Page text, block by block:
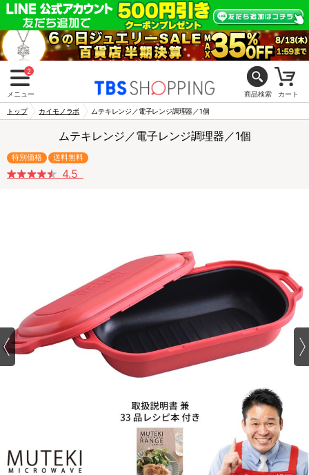
2
メニュー 商品検索 カート
トップ カイモノラボ ムテキレンジ／電子レンジ調理器／1個
ムテキレンジ／電子レンジ調理器／1個
特別価格 送料無料
4.5